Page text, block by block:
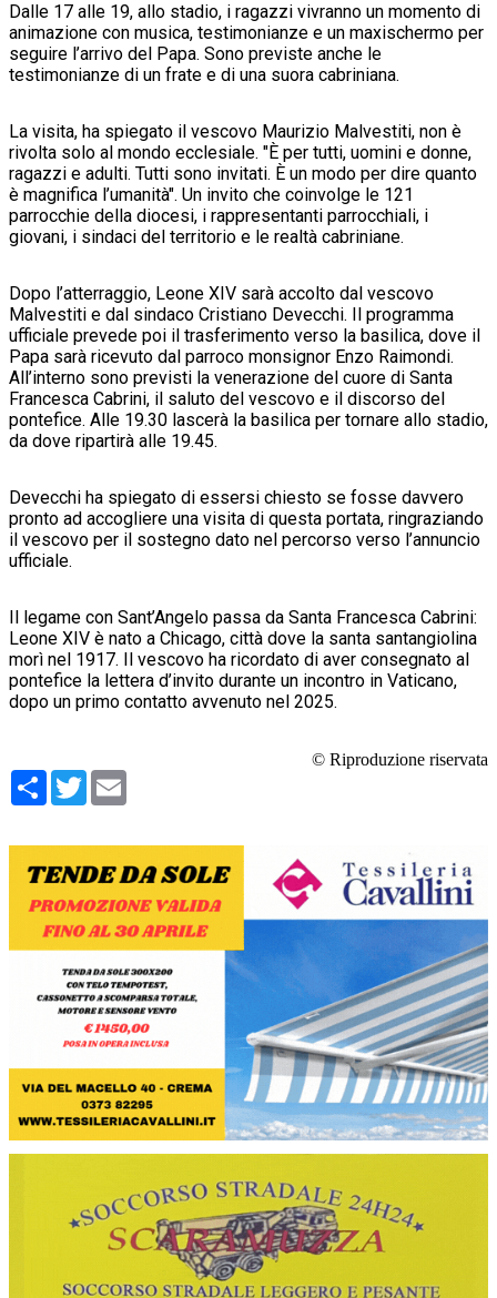
Dalle 17 alle 19, allo stadio, i ragazzi vivranno un momento di
animazione con musica, testimonianze e un maxischermo per
seguire l’arrivo del Papa. Sono previste anche le
testimonianze di un frate e di una suora cabriniana.
La visita, ha spiegato il vescovo Maurizio Malvestiti, non è
rivolta solo al mondo ecclesiale. "È per tutti, uomini e donne,
ragazzi e adulti. Tutti sono invitati. È un modo per dire quanto
è magnifica l’umanità". Un invito che coinvolge le 121
parrocchie della diocesi, i rappresentanti parrocchiali, i
giovani, i sindaci del territorio e le realtà cabriniane.
Dopo l’atterraggio, Leone XIV sarà accolto dal vescovo
Malvestiti e dal sindaco Cristiano Devecchi. Il programma
ufficiale prevede poi il trasferimento verso la basilica, dove il
Papa sarà ricevuto dal parroco monsignor Enzo Raimondi.
All’interno sono previsti la venerazione del cuore di Santa
Francesca Cabrini, il saluto del vescovo e il discorso del
pontefice. Alle 19.30 lascerà la basilica per tornare allo stadio,
da dove ripartirà alle 19.45.
Devecchi ha spiegato di essersi chiesto se fosse davvero
pronto ad accogliere una visita di questa portata, ringraziando
il vescovo per il sostegno dato nel percorso verso l’annuncio
ufficiale.
Il legame con Sant’Angelo passa da Santa Francesca Cabrini:
Leone XIV è nato a Chicago, città dove la santa santangiolina
morì nel 1917. Il vescovo ha ricordato di aver consegnato al
pontefice la lettera d’invito durante un incontro in Vaticano,
dopo un primo contatto avvenuto nel 2025.
© Riproduzione riservata
Condividi
Twitter